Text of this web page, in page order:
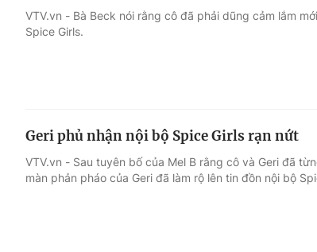
Âm nhạc
Sao
Làm đẹp
VTV.vn - Bà Beck nói rằng cô đã phải dũng cảm lắm
Spice Girls.
Geri phủ nhận nội bộ Spice Girls rạn nứt
VTV.vn - Sau tuyên bố của Mel B rằng cô và Geri đã
màn phản pháo của Geri đã làm rộ lên tin đồn nội bộ